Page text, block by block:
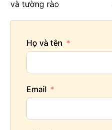
và tường rào
Họ và tên
Email